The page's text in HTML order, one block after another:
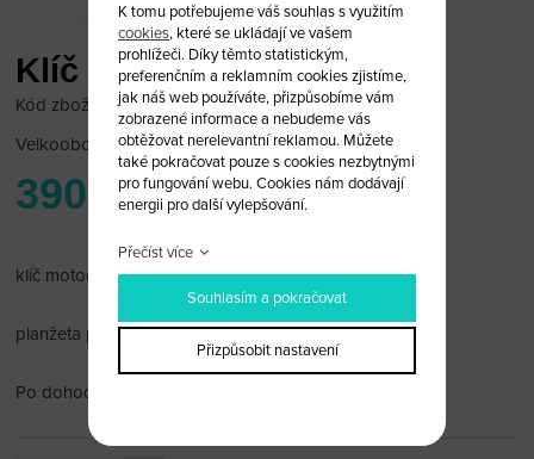
Klíč pro motocykl Suzuki
Kód zboží: Suz Moto 08
Velkoobchodní cena: po přihlášení
390 Kč
klíč motocyklu Suzuki černý
planžeta pravostranná
Po dohodě vám planžetu rádi vyfrézujeme.
K tomu potřebujeme váš souhlas s využitím
cookies, které se ukládají ve vašem
prohlížeči. Díky těmto statistickým,
preferenčním a reklamním cookies zjistíme,
jak náš web používáte, přizpůsobíme vám
zobrazené informace a nebudeme vás
obtěžovat nerelevantní reklamou. Můžete
také pokračovat pouze s cookies nezbytnými
pro fungování webu. Cookies nám dodávají
energii pro další vylepšování.
Přečíst více
Souhlasím a pokračovat
Přizpůsobit nastavení